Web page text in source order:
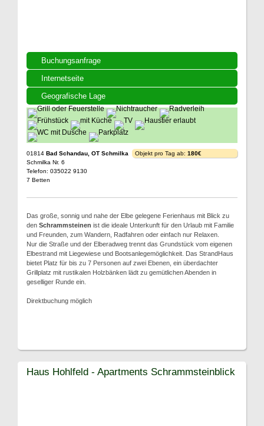
Buchungsanfrage
Internetseite
Geografische Lage
01814 Bad Schandau, OT Schmilka
Schmilka Nr. 6
Telefon: 035022 9130
7 Betten
Objekt pro Tag ab: 180€
Das große, sonnig und nahe der Elbe gelegene Ferienhaus mit Blick zu
den Schrammsteinen ist die ideale Unterkunft für den Urlaub mit Familie
und Freunden, zum Wandern, Radfahren oder einfach nur Relaxen.
Nur die Straße und der Elberadweg trennt das Grundstück vom eigenen
Elbestrand mit Liegewiese und Bootsanlegemöglichkeit. Das StrandHaus
bietet Platz für bis zu 7 Personen auf zwei Ebenen, ein überdachter
Grillplatz mit rustikalen Holzbänken lädt zu gemütlichen Abenden in
geselliger Runde ein.
Direktbuchung möglich
Haus Hohlfeld - Apartments Schrammsteinblick